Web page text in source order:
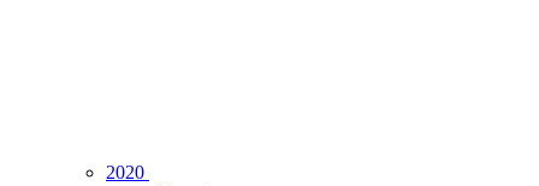
2020